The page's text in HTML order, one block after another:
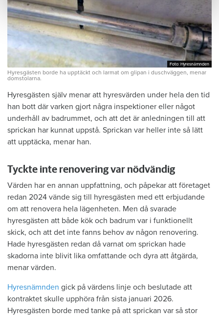
Foto: Hyresnämnden
Foto: Hyresnämnden
Hyresgästen borde ha upptäckt och larmat om glipan i duschväggen, menar
domstolarna.
Hyresgästen själv menar att hyresvärden under hela den tid
han bott där varken gjort några inspektioner eller något
underhåll av badrummet, och att det är anledningen till att
sprickan har kunnat uppstå. Sprickan var heller inte så lätt
att upptäcka, menar han.
Tyckte inte renovering var nödvändig
Värden har en annan uppfattning, och påpekar att företaget
redan 2024 vände sig till hyresgästen med ett erbjudande
om att renovera hela lägenheten. Men då svarade
hyresgästen att både kök och badrum var i funktionellt
skick, och att det inte fanns behov av någon renovering.
Hade hyresgästen redan då varnat om sprickan hade
skadorna inte blivit lika omfattande och dyra att åtgärda,
menar värden.
Hyresnämnden gick på värdens linje och beslutade att
kontraktet skulle upphöra från sista januari 2026.
Hyresgästen borde med tanke på att sprickan var så stor